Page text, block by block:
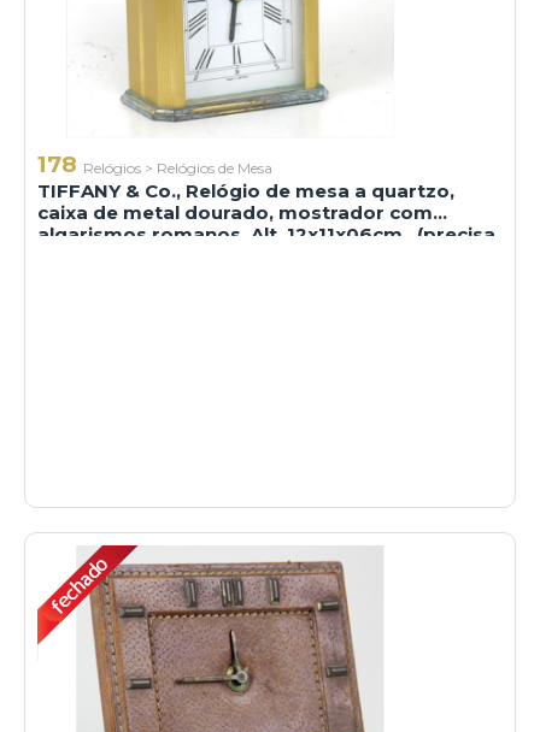
178 Relógios > Relógios de Mesa
TIFFANY & Co., Relógio de mesa a quartzo,
caixa de metal dourado, mostrador com
algarismos romanos. Alt. 12x11x06cm.. (precisa